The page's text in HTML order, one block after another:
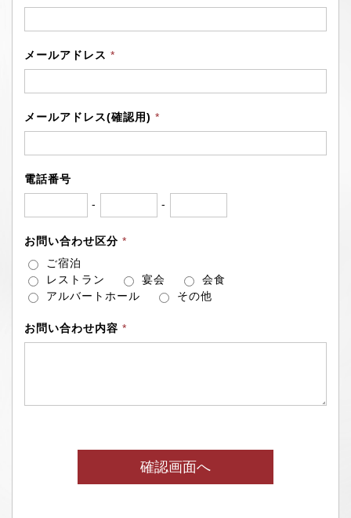
メールアドレス *
メールアドレス(確認用) *
電話番号
- -
お問い合わせ区分 *
ご宿泊
レストラン
宴会
会食
アルバートホール
その他
お問い合わせ内容 *
確認画面へ